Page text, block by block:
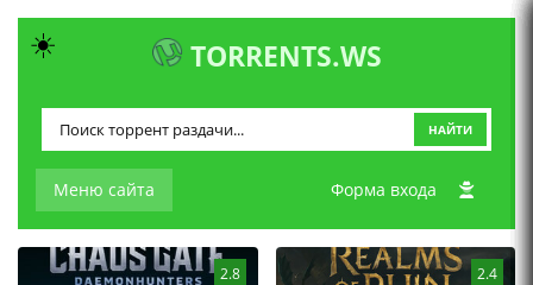
TORRENTS.WS
Меню сайта
НАЙТИ
Форма входа
2.8 2.4
☀️